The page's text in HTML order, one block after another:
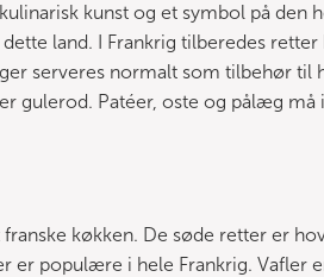
kunst og et symbol på den
land. I Frankrig tilberedes retter
serveres normalt som tilbehør til
gulerod. Patéer, oste og pålæg
køkken. De søde retter er
er populære i hele Frankrig. Vafler